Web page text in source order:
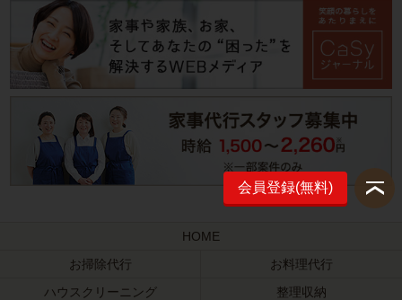
会員登録(無料)
HOME
お掃除代行
お料理代行
ハウスクリーニング
整理収納